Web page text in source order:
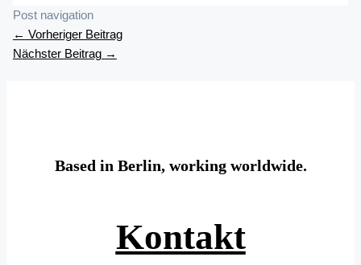
Post navigation
← Vorheriger Beitrag
Nächster Beitrag →
Based in Berlin, working worldwide.
Kontakt